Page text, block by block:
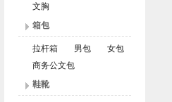
文胸
箱包
拉杆箱 男包
女包
商务公文包
鞋靴